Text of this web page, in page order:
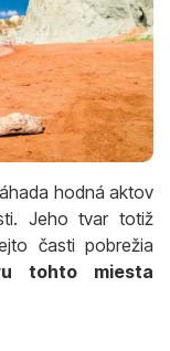
hodná aktov
Jeho tvar totiž
časti pobrežia
tohto miesta